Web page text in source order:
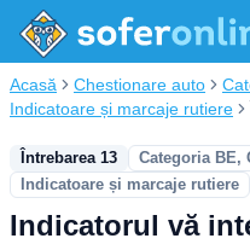
Acasă Chestionare auto
Indicatoare și marcaje rutiere
Întrebarea 13
Categoria BE,
Indicatoare și marcaje rutiere
Indicatorul vă